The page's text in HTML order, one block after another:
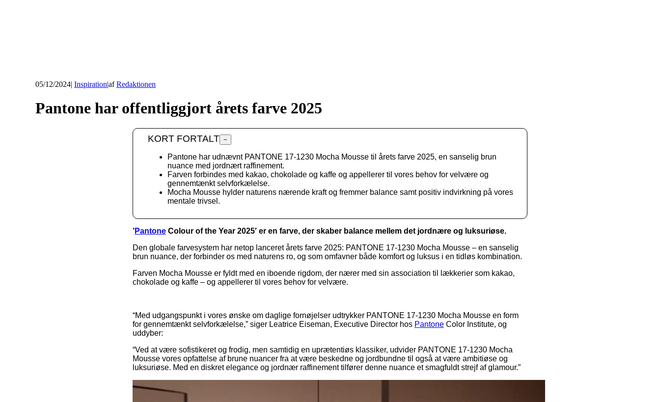
05/12/2024| Inspiration|afRedaktionen
Pantone har offentliggjort årets farve 2025
KORT FORTALT −
Pantone har udnævnt PANTONE 17-1230 Mocha Mousse til årets farve 2025, en sanselig brun
nuance med jordnært raffinement.
Farven forbindes med kakao, chokolade og kaffe og appellerer til vores behov for velvære og
gennemtænkt selvforkælelse.
Mocha Mousse hylder naturens nærende kraft og fremmer balance samt positiv indvirkning på vores
mentale trivsel.
’Pantone Colour of the Year 2025′ er en farve, der skaber balance mellem det jordnære og luksuriøse.
Den globale farvesystem har netop lanceret årets farve 2025: PANTONE 17-1230 Mocha Mousse – en sanselig
brun nuance, der forbinder os med naturens ro, og som omfavner både komfort og luksus i en tidløs kombination.
Farven Mocha Mousse er fyldt med en iboende rigdom, der nærer med sin association til lækkerier som kakao,
chokolade og kaffe – og appellerer til vores behov for velvære.
“Med udgangspunkt i vores ønske om daglige fornøjelser udtrykker PANTONE 17-1230 Mocha Mousse en form
for gennemtænkt selvforkælelse,” siger Leatrice Eiseman, Executive Director hos Pantone Color Institute, og
uddyber:
“Ved at være sofistikeret og frodig, men samtidig en uprætentiøs klassiker, udvider PANTONE 17-1230 Mocha
Mousse vores opfattelse af brune nuancer fra at være beskedne og jordbundne til også at være ambitiøse og
luksuriøse. Med en diskret elegance og jordnær raffinement tilfører denne nuance et smagfuldt strejf af glamour.”